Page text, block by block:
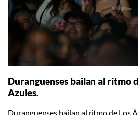
Duranguenses bailan al ritmo
Azules.
Duranguenses bailan al ritmo de Los